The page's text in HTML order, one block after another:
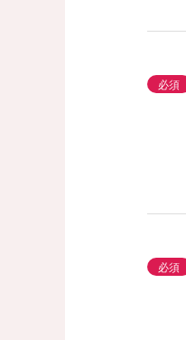
必須
必須